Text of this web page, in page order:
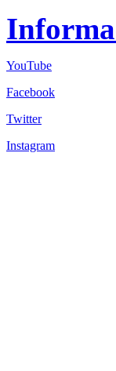
YouTube
Facebook
Twitter
Instagram